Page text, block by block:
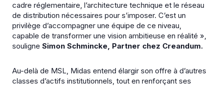
cadre réglementaire, l’architecture technique et le réseau
de distribution nécessaires pour s’imposer. C’est un
privilège d’accompagner une équipe de ce niveau,
capable de transformer une vision ambitieuse en réalité »,
souligne Simon Schmincke, Partner chez Creandum.
Au-delà de MSL, Midas entend élargir son offre à d’autres
classes d’actifs institutionnels, tout en renforçant ses